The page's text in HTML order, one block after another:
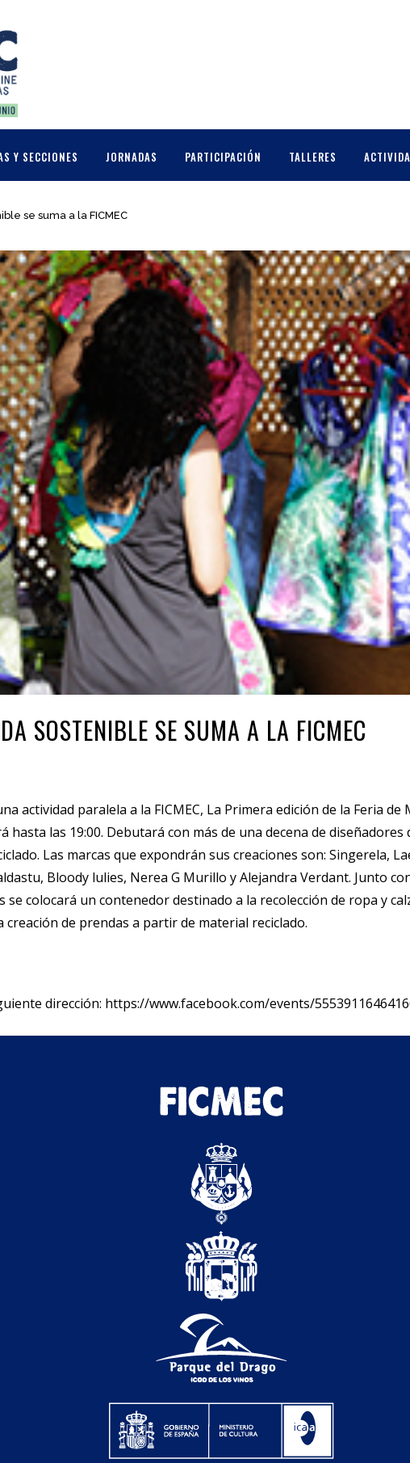
Y SECCIONES JORNADAS PARTICIPACIÓN TALLERES
se suma a la FICMEC
SOSTENIBLE SE SUMA A LA FICMEC
actividad paralela a la FICMEC, La Primera edición de la Feria de
hasta las 19:00. Debutará con más de una decena de
Las marcas que expondrán sus creaciones son: Singerela,
Bloody lulies, Nerea G Murillo y Alejandra Verdant. Junto
se colocará un contenedor destinado a la recolección de ropa y
de prendas a partir de material reciclado.
dirección: https://www.facebook.com/events/